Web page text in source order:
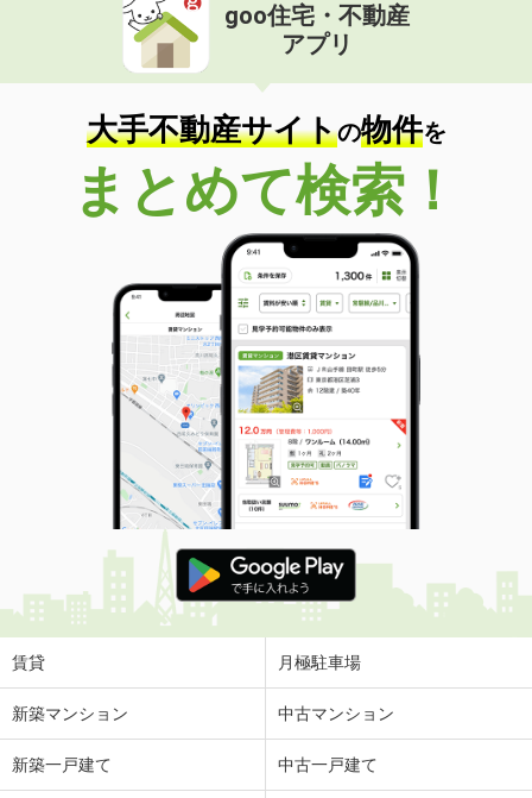
goo住宅・不動産
アプリ
大手不動産サイトの物件を
まとめて検索！
賃貸 月極駐車場
新築マンション 中古マンション
新築一戸建て 中古一戸建て